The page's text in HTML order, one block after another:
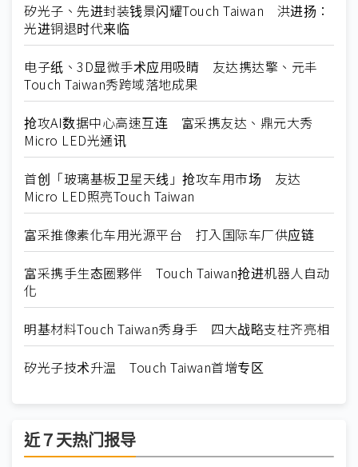
矽光子、先进封装钱景闪耀Touch Taiwan 洪进扬：
光进铜退时代来临
电子纸、3D显微手术应用吸睛 友达携达擎、元丰
Touch Taiwan秀跨域落地成果
抢攻AI数据中心高速互连 富采携友达、鼎元大秀
Micro LED光通讯
首创「玻璃基板卫星天线」抢攻车用市场 友达
Micro LED照亮Touch Taiwan
富采推像素化车用光源平台 打入国际车厂供应链
富采携手生态圈夥伴 Touch Taiwan抢进机器人自动
化
明基材料Touch Taiwan秀身手 四大战略支柱齐亮相
矽光子技术升温 Touch Taiwan首增专区
近７天热门报导